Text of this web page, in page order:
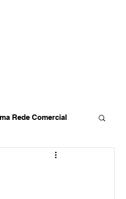
Rede Comercial
Empresa Brasileira